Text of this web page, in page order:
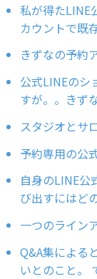
私が得たLINE
カウントで既
きずなの予約
公式LINEのシ
すが。。きず
スタジオとサ
予約専用の公
自身のLINE公
び出すにはど
一つのライン
Q&A集による
いとのこと。